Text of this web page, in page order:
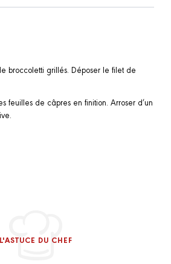
broccoletti grillés. Déposer le filet de
feuilles de câpres en finition. Arroser d’un
L'ASTUCE DU CHEF